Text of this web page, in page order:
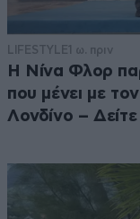
LIFESTYLE1 ω. πριν
Η Νίνα Φλορ
που μένει με
Λονδίνο – Δείτε